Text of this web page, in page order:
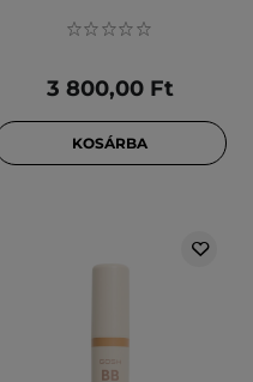
3 800,00 Ft
KOSÁRBA